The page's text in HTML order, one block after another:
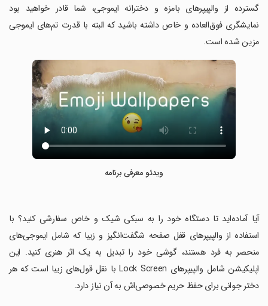
گسترده از والپیپرهای بامزه و دخترانه ایموجی، شما قادر خواهید بود
نمایشگری فوق‌العاده و خاص داشته باشید که البته با قدرت تم‌های ایموجی
مزین شده است.
ویدئو معرفی برنامه
‏آیا آماده‌اید تا دستگاه خود را به سبکی شیک و خاص سفارشی کنید؟ با
استفاده از والپیپرهای قفل صفحه شگفت‌انگیز و زیبا که شامل ایموجی‌های
منحصر به فرد هستند، گوشی خود را تبدیل به یک اثر هنری کنید. این
اپلیکیشن شامل والپیپرهای Lock Screen با نقل قول‌های زیبا است که هر
دختر جوانی برای حفظ حریم خصوصی‌اش به آن نیاز دارد.